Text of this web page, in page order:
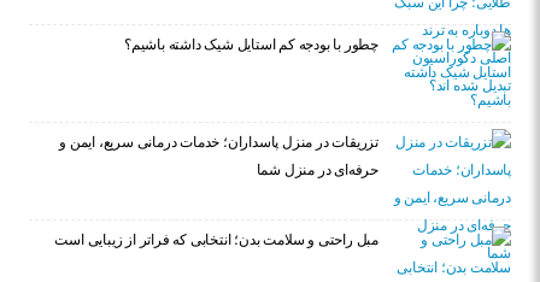
چطور با بودجه کم استایل شیک داشته باشیم؟
تزریقات در منزل پاسداران؛ خدمات درمانی سریع، ایمن و
حرفه‌ای در منزل شما
مبل راحتی و سلامت بدن؛ انتخابی که فراتر از زیبایی است